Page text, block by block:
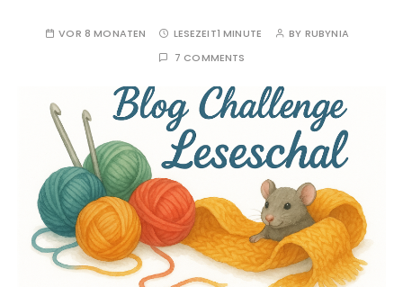
VOR 8 MONATEN LESEZEIT1 MINUTE BY RUBYNIA
7 COMMENTS